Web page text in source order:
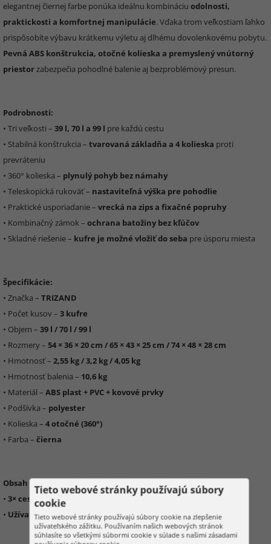
elegantnej čiernej farbe ponúka ideálnu kombináciu odolnosti,
praktickosti a komfortnej manipulácie. Vďaka trom veľkostiam ľahko
prispôsobíte výbavu krátkemu výletu aj dlhému dovolenkovému pobytu.
Pevná ABS konštrukcia, otočné kolieska a premyslený vnútorný
priestorzabezpečia pohodlné balenie aj bezproblémový presun.
Podrobnosti:
• Tri veľkosti – 39 l, 70 l a 99 l pre každú cestu
• Stabilná konštrukcia – tvarovaná základňa a 4 kolieska proti
prevráteniu
• 360° kolieska – plynulý pohyb bez námahy
• Teleskopická rukoväť – nastaviteľná výška pre pohodlie
• Praktické usporiadanie – vrecká na zips a fixačné popruhy
• Kombinačný zámok – ochrana batožiny bez kľúčov
• Skladné riešenie – kufre je možné vložiť do seba pre úsporu miesta
Špecifikácie:
• Značka – TRIZAND
• Počet kusov – 3 kufre
• Objem – 39 l / 70 l / 99 l
• Rozmery – 54 × 36 × 20 cm / 65 × 43 × 25 cm / 74 × 48 × 28 cm
• Hmotnosť – 2,55 kg / 3,2 kg / 4,05 kg
• Hmotnosť balenia – 10,6 kg
• Materiál – ABS plast + PVC + kovové prvky
• Podšívka – polyester
• Kolieska – 4 otočné (360°)
• Farba – čierna
Obsah balenia:
• 3× cestovný kufor -
39 l, 70 l a 99 l
• Užívateľská príručka
Tieto webové stránky používajú súbory
cookie
Tieto webové stránky používajú súbory cookie na zlepšenie
užívateľského zážitku. Používaním našich webových stránok
súhlasíte so všetkými súbormi cookie v súlade s našimi zásadami